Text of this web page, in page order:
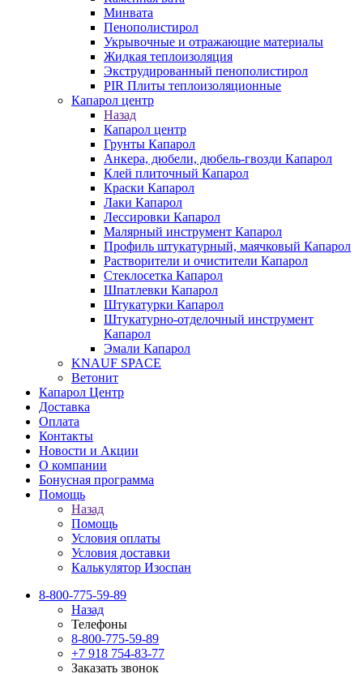
Минвата
Пенополистирол
Укрывочные и отражающие материалы
Жидкая теплоизоляция
Экструдированный пенополистирол
PIR Плиты теплоизоляционные
Капарол центр
Назад
Капарол центр
Грунты Капарол
Анкера, дюбели, дюбель-гвозди Капарол
Клей плиточный Капарол
Краски Капарол
Лаки Капарол
Лессировки Капарол
Малярный инструмент Капарол
Профиль штукатурный, маячковый Капарол
Растворители и очистители Капарол
Cтеклосетка Капарол
Шпатлевки Капарол
Штукатурки Капарол
Штукатурно-отделочный инструмент
Капарол
Эмали Капарол
KNAUF SPACE
Ветонит
Капарол Центр
Доставка
Оплата
Контакты
Новости и Акции
О компании
Бонусная программа
Помощь
Назад
Помощь
Условия оплаты
Условия доставки
Калькулятор Изоспан
8-800-775-59-89
Назад
Телефоны
8-800-775-59-89
+7 918 754-83-77
Заказать звонок